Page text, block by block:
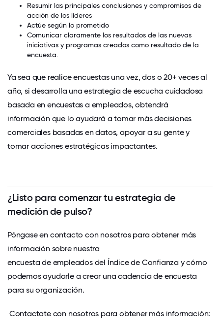
Resumir las principales conclusiones y compromisos de
acción de los líderes
Actúe según lo prometido
Comunicar claramente los resultados de las nuevas
iniciativas y programas creados como resultado de la
encuesta.
Ya sea que realice encuestas una vez, dos o 20+ veces al
año, si desarrolla una estrategia de escucha cuidadosa
basada en encuestas a empleados, obtendrá
información que lo ayudará a tomar más decisiones
comerciales basadas en datos, apoyar a su gente y
tomar acciones estratégicas impactantes.
¿Listo para comenzar tu estrategia de
medición de pulso?
Póngase en contacto con nosotros para obtener más
información sobre nuestra
encuesta de empleados del Índice de Confianza y cómo
podemos ayudarle a crear una cadencia de encuesta
para su organización.
Contactate con nosotros para obtener más información: